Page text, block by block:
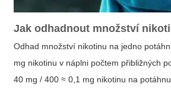
Jak odhadnout množství
Odhad množství nikotinu na jedno
mg nikotinu v náplni počtem přibližných
40 mg / 400 ≈ 0,1 mg nikotinu na